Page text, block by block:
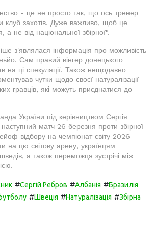
- це не просто так, що ось тренер
клуб захотів. Дуже важливо, щоб це
а не від національної збірної".
з'являлася інформація про можливість
Сам правий вінгер донецького
на ці спекуляції. Також нещодавно
чутки щодо своєї натуралізації
гравців, які можуть приєднатися до
України під керівництвом Сергія
наступний матч 26 березня проти збірної
відбору на чемпіонат світу 2026
на цю світову арену, українцям
а також переможця зустрічі між
#Сергій Ребров #Албанія #Бразилія
#Швеція #Натуралізація #Збірна